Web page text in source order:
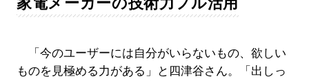
「今のユーザーには自分がいらないもの、欲しい
ものを見極める力がある」と四津谷さん。「出しっ